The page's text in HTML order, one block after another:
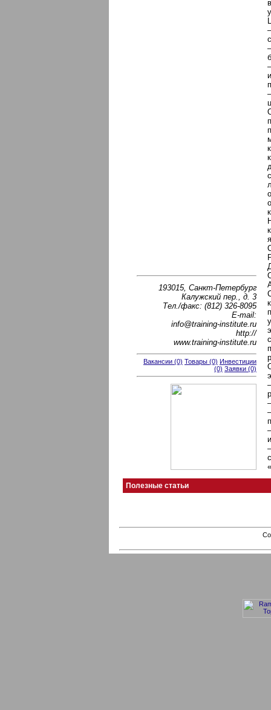
193015, Cанкт-Петербург
Калужский пер., д. 3
Тел./факс: (812) 326-8095
Е-mail:
info@training-institute.ru
http://
www.training-institute.ru
Вакансии (0) Товары (0) Инвестиции
(0) Заявки (0)
Полезные статьи